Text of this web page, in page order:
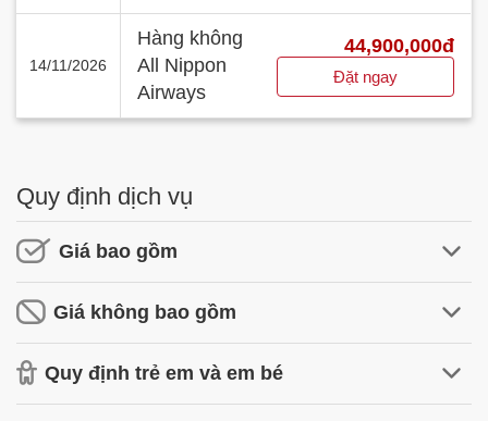
14/11/2026
Hàng không
All Nippon
Airways
44,900,000đ
Đặt ngay
Quy định dịch vụ
Giá bao gồm
Giá không bao gồm
Quy định trẻ em và em bé